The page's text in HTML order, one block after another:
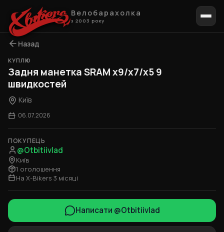
Велобарахолка
з 2003 року
Назад
КУПЛЮ
Задня манетка SRAM x9/x7/x5 9
швидкостей
Київ
06.07.2026
ПОКУПЕЦЬ
@Otbitiivlad
Київ
1 оголошення
На X-Bikers 3 місяці
Написати @Otbitiivlad